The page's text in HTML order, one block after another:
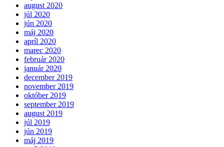
august 2020
júl 2020
jún 2020
máj 2020
apríl 2020
marec 2020
február 2020
január 2020
december 2019
november 2019
október 2019
september 2019
august 2019
júl 2019
jún 2019
máj 2019